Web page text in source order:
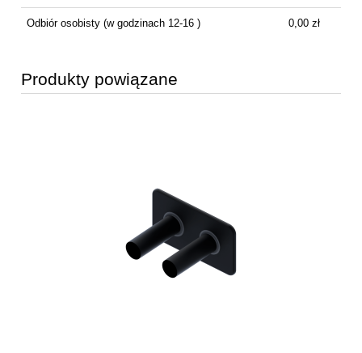
Odbiór osobisty(w godzinach 12-16 ) 0,00 zł
Produkty powiązane